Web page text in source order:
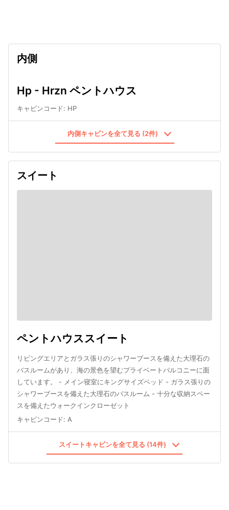
内側
Hp - Hrzn ペントハウス
キャビンコード: HP
内側キャビンを全て見る (2件)
スイート
ペントハウススイート
リビングエリアとガラス張りのシャワーブースを備えた大理石の
バスルームがあり、海の景色を望むプライベートバルコニーに面
しています。 - メイン寝室にキングサイズベッド - ガラス張りの
シャワーブースを備えた大理石のバスルーム - 十分な収納スペー
スを備えたウォークインクローゼット
キャビンコード: A
スイートキャビンを全て見る (14件)